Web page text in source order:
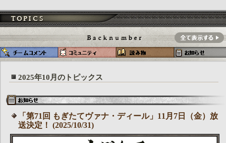
2025年10月のトピックス
「第71回 もぎたてヴァナ・ディール」11月7日（金）放
送決定！ (2025/10/31)